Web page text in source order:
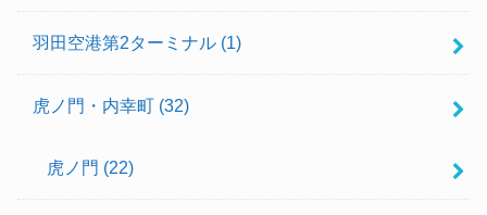
羽田空港第2ターミナル (1)
虎ノ門・内幸町 (32)
虎ノ門 (22)